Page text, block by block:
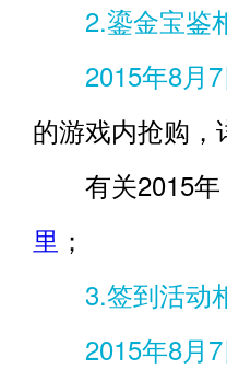
2.鎏金宝鉴
2015年8月
的游戏内抢购，
有关2015年
里 ；
3.签到活动
2015年8月